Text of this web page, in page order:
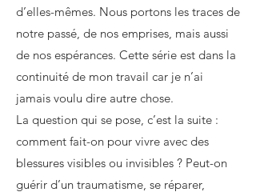
d’elles-mêmes. Nous portons les traces de
notre passé, de nos emprises, mais aussi
de nos espérances. Cette série est dans la
continuité de mon travail car je n’ai
jamais voulu dire autre chose.
La question qui se pose, c’est la suite :
comment fait-on pour vivre avec des
blessures visibles ou invisibles ? Peut-on
guérir d’un traumatisme, se réparer,